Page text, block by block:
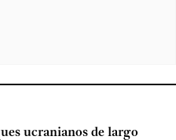
ucranianos de largo